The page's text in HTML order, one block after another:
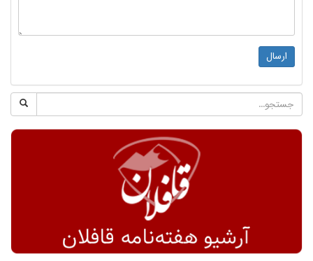
ارسال